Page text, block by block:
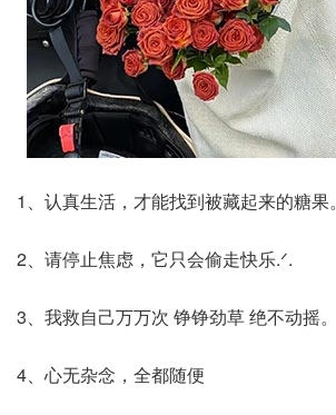
1、认真生活，才能找到被藏起来的糖果。
2、请停止焦虑，它只会偷走快乐.ᐟ.
3、我救自己万万次 铮铮劲草 绝不动摇。
4、心无杂念，全都随便